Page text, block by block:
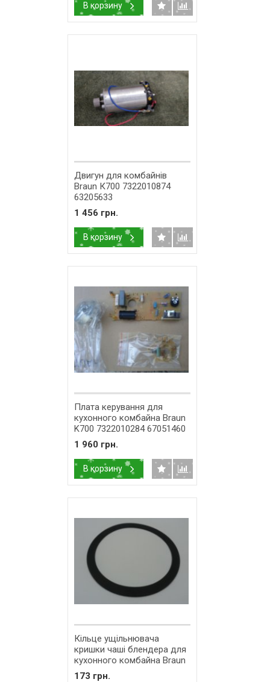
В корзину
Двигун для комбайнів
Braun К700 7322010874
63205633
1 456 грн.
В корзину
Плата керування для
кухонного комбайна Braun
K700 7322010284 67051460
1 960 грн.
В корзину
Кільце ущільнювача
кришки чаші блендера для
кухонного комбайна Braun
67000497
173 грн.